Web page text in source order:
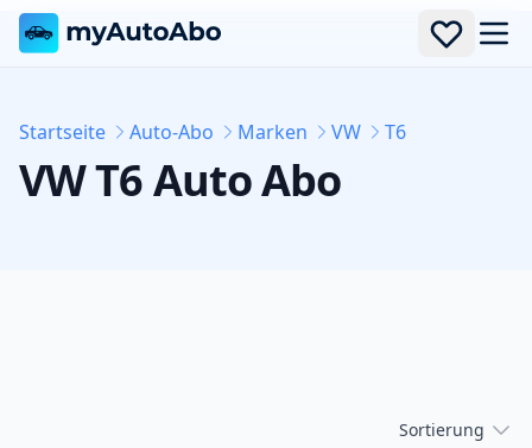
Startseite Auto-Abo Marken VW T6
VWT6Auto Abo
Sortierung